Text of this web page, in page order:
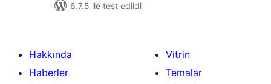
6.7.5 ile test edildi
Hakkında
Haberler
Vitrin
Temalar